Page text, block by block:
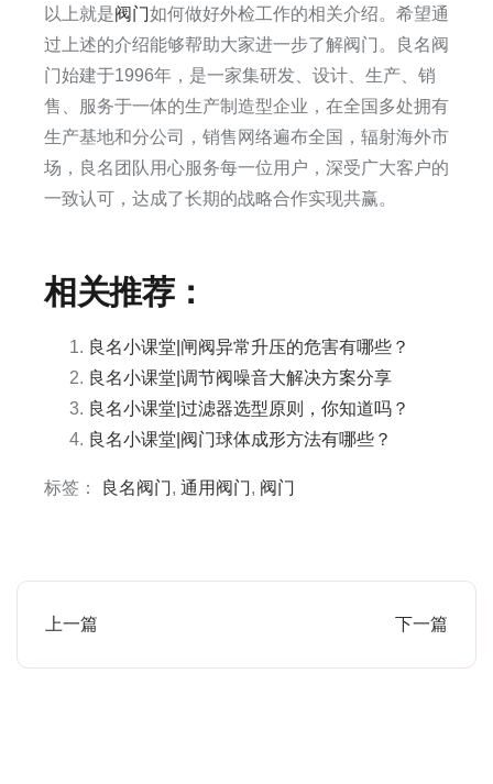
以上就是阀门如何做好外检工作的相关介绍。希望通
过上述的介绍能够帮助大家进一步了解阀门。良名阀
门始建于1996年，是一家集研发、设计、生产、销
售、服务于一体的生产制造型企业，在全国多处拥有
生产基地和分公司，销售网络遍布全国，辐射海外市
场，良名团队用心服务每一位用户，深受广大客户的
一致认可，达成了长期的战略合作实现共赢。​
相关推荐：
良名小课堂|闸阀异常升压的危害有哪些？
良名小课堂|调节阀噪音大解决方案分享
良名小课堂|过滤器选型原则，你知道吗？
良名小课堂|阀门球体成形方法有哪些？
标签： 良名阀门, 通用阀门, 阀门
上一篇 下一篇